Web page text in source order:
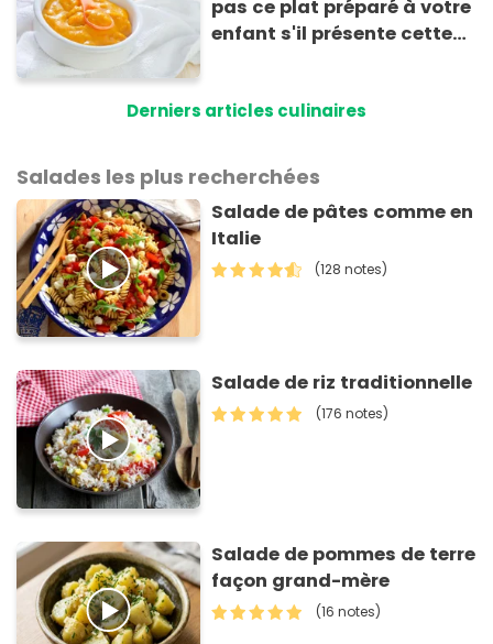
pas ce plat préparé à votre
enfant s'il présente cette
Derniers articles culinaires
Salades les plus recherchées
Salade de pâtes comme en
Italie
(128 notes)
Salade de riz traditionnelle
(176 notes)
Salade de pommes de terre
façon grand-mère
(16 notes)